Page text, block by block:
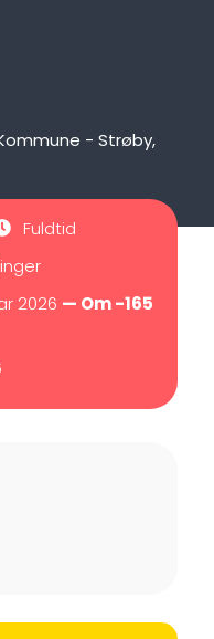
- Strøby,
Fuldtid
2026 — Om -165